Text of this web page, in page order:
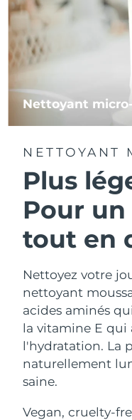
Nettoyant
NETTOYANT
Plus
Pour
tout en
Nettoyez votre
nettoyant
acides aminés
la vitamine E qui
l'hydratation. La
naturellement
saine.
Vegan, cruelty-